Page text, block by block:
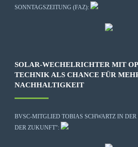
SONNTAGSZEITUNG (FAZ):
SOLAR-WECHELRICHTER MIT
TECHNIK ALS CHANCE FÜR
NACHHALTIGKEIT
BVSC-MITGLIED TOBIAS SCHWARTZ IN
DER ZUKUNFT":